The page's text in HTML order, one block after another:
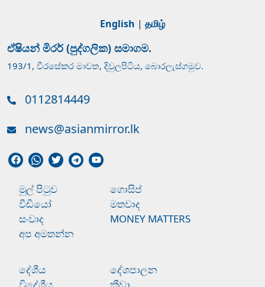
English | தமிழ்
ඒෂියන් මිරර් (පුද්ගලික) සමාගම.
193/1, වීරසේකර මාවත, දිවුලපිටිය, බොරලැස්ගමුව.
0112814449
news@asianmirror.lk
මුල් පිටුව
ගොසිප්
වීඩියෝ
මතවාද
සංවාද
MONEY MATTERS
අප අමතන්න
දේශීය
දේශපාලන
විදේශීය
ක්‍රීඩා